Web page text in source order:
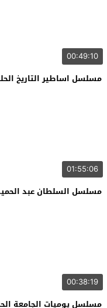
00:49:10
مسلسل اساطير التاريخ
01:55:06
مسلسل السلطان عبد
00:38:19
مسلسل يوميات الجامعة